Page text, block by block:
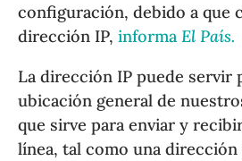
configuración, debido a que
dirección IP,informaEl País.
La dirección IP puede servir
ubicación general de
que sirve para enviar y
línea, tal como una dirección